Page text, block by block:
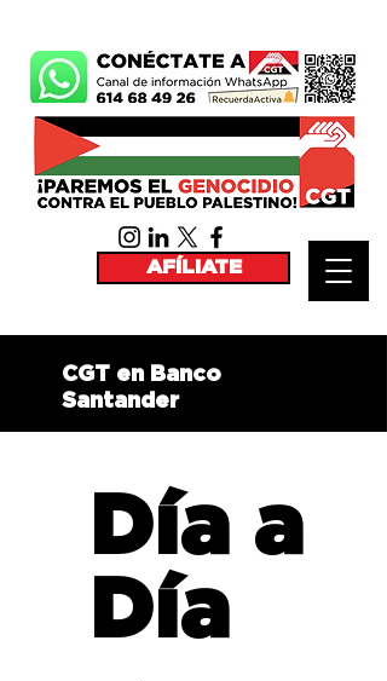
CGT en Banco
Santander
AFÍLIATE
Día a
Día